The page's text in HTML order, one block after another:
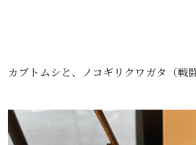
カブトムシと、ノコギリクワガタ（戦